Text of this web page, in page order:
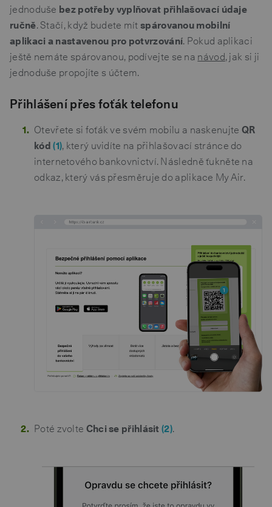
jednoduše bez potřeby vyplňovat přihlašovací údaje
ručně. Stačí, když budete mít spárovanou mobilní
aplikaci a nastavenou pro potvrzování. Pokud aplikaci
ještě nemáte spárovanou, podívejte se na návod, jak si ji
jednoduše propojíte s účtem.
Přihlášení přes foťák telefonu
Otevřete si foťák ve svém mobilu a naskenujte QR
kód(1), který uvidíte na přihlašovací stránce do
internetového bankovnictví. Následně ťukněte na
odkaz, který vás přesměruje do aplikace My Air.
Poté zvolte Chci se přihlásit(2).